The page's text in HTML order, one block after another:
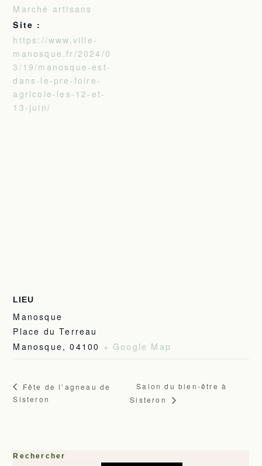
Marché artisans
Site :
https://www.ville-
manosque.fr/2024/0
3/19/manosque-est-
dans-le-pre-foire-
agricole-les-12-et-
13-juin/
LIEU
Manosque
Place du Terreau
Manosque, 04100 + Google Map
Fête de l’agneau de
Sisteron
Salon du bien-être à
Sisteron
Rechercher